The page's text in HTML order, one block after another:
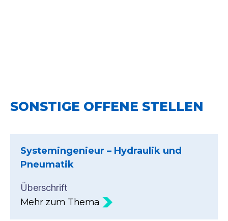
SONSTIGE OFFENE STELLEN
Systemingenieur – Hydraulik und
Pneumatik
Überschrift
Mehr zum Thema